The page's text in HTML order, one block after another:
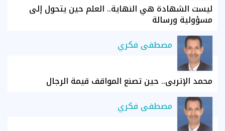
ليست الشهادة هي النهاية.. العلم حين يتحول إلى
مسؤولية ورسالة
مصطفى فكري
محمد الإتربي.. حين تصنع المواقف قيمة الرجال
مصطفى فكري